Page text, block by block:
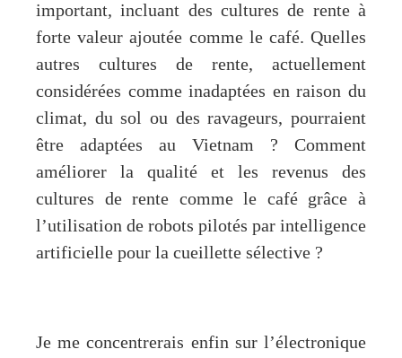
important, incluant des cultures de rente à
forte valeur ajoutée comme le café. Quelles
autres cultures de rente, actuellement
considérées comme inadaptées en raison du
climat, du sol ou des ravageurs, pourraient
être adaptées au Vietnam ? Comment
améliorer la qualité et les revenus des
cultures de rente comme le café grâce à
l’utilisation de robots pilotés par intelligence
artificielle pour la cueillette sélective ?
Je me concentrerais enfin sur l’électronique